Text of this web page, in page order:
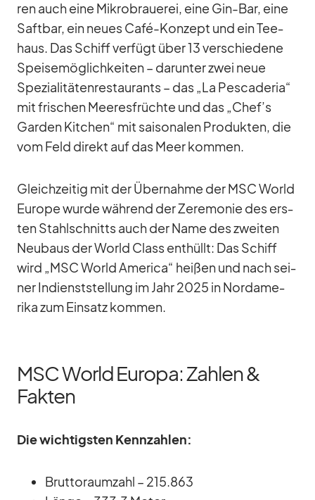
ren auch eine Mi­kro­braue­rei, eine Gin-Bar, eine
Saft­bar, ein neues Café-Kon­zept und ein Tee­
haus. Das Schiff ver­fügt über 13 ver­schie­dene
Spei­se­mög­lich­kei­ten – dar­un­ter zwei neue
Spe­zia­li­tä­ten­re­stau­rants – das „La Pe­s­ca­de­ria“
mit fri­schen Mee­res­früchte und das „Chef’s
Gar­den Kit­chen“ mit sai­so­na­len Pro­duk­ten, die
vom Feld di­rekt auf das Meer kom­men.
Gleich­zei­tig mit der Über­nahme der MSC World
Eu­rope wurde wäh­rend der Ze­re­mo­nie des ers­
ten Stahl­schnitts auch der Name des zwei­ten
Neu­baus der World Class ent­hüllt: Das Schiff
wird „MSC World Ame­rica“ hei­ßen und nach sei­
ner In­dienst­stel­lung im Jahr 2025 in Nord­ame­
rika zum Ein­satz kom­men.
MSC World Europa: Zahlen &
Fakten
Die wich­tigs­ten Kenn­zah­len:
Brut­to­raum­zahl – 215.863